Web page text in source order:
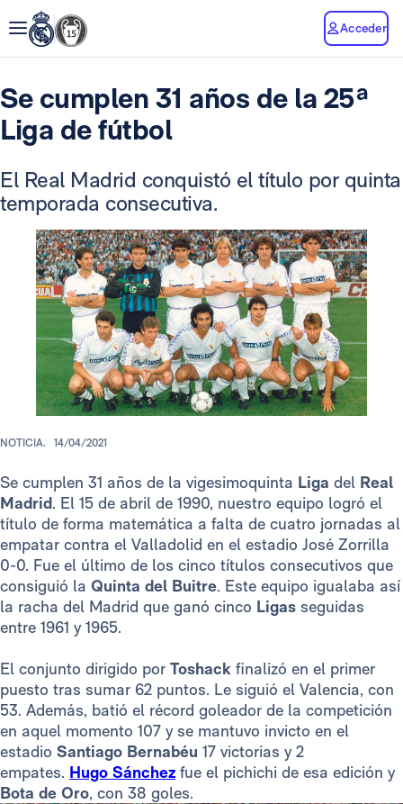
Acceder
Se cumplen 31 años de la 25ª
Liga de fútbol
El Real Madrid conquistó el título por quinta
temporada consecutiva.
NOTICIA. 14/04/2021
Se cumplen 31 años de la vigesimoquinta Liga del Real
Madrid. El 15 de abril de 1990, nuestro equipo logró el
título de forma matemática a falta de cuatro jornadas al
empatar contra el Valladolid en el estadio José Zorrilla
0-0. Fue el último de los cinco títulos consecutivos que
consiguió la Quinta del Buitre. Este equipo igualaba así
la racha del Madrid que ganó cinco Ligas seguidas
entre 1961 y 1965.
El conjunto dirigido por Toshack finalizó en el primer
puesto tras sumar 62 puntos. Le siguió el Valencia, con
53. Además, batió el récord goleador de la competición
en aquel momento 107 y se mantuvo invicto en el
estadio Santiago Bernabéu 17 victorias y 2
empates. Hugo Sánchez fue el pichichi de esa edición y
Bota de Oro, con 38 goles.